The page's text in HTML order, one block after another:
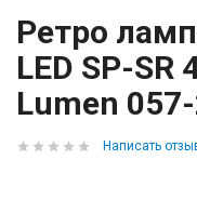
Ретро
LED SP-SR
Lumen
Написать